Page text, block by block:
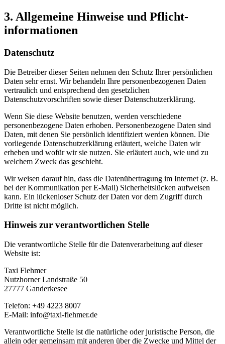
3. Allgemeine Hinweise und Pflicht­
informationen
Datenschutz
Die Betreiber dieser Seiten nehmen den Schutz Ihrer persönlichen
Daten sehr ernst. Wir behandeln Ihre personenbezogenen Daten
vertraulich und entsprechend den gesetzlichen
Datenschutzvorschriften sowie dieser Datenschutzerklärung.
Wenn Sie diese Website benutzen, werden verschiedene
personenbezogene Daten erhoben. Personenbezogene Daten sind
Daten, mit denen Sie persönlich identifiziert werden können. Die
vorliegende Datenschutzerklärung erläutert, welche Daten wir
erheben und wofür wir sie nutzen. Sie erläutert auch, wie und zu
welchem Zweck das geschieht.
Wir weisen darauf hin, dass die Datenübertragung im Internet (z. B.
bei der Kommunikation per E-Mail) Sicherheitslücken aufweisen
kann. Ein lückenloser Schutz der Daten vor dem Zugriff durch
Dritte ist nicht möglich.
Hinweis zur verantwortlichen Stelle
Die verantwortliche Stelle für die Datenverarbeitung auf dieser
Website ist:
Taxi Flehmer
Nutzhorner Landstraße 50
27777 Ganderkesee
Telefon: +49 4223 8007
E-Mail: info@taxi-flehmer.de
Verantwortliche Stelle ist die natürliche oder juristische Person, die
allein oder gemeinsam mit anderen über die Zwecke und Mittel der